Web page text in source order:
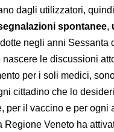
dagli utilizzatori,
spontanee,
negli anni Sessanta
le discussioni
per i soli medici,
cittadino che lo
per il vaccino e per ogni
Regione Veneto ha